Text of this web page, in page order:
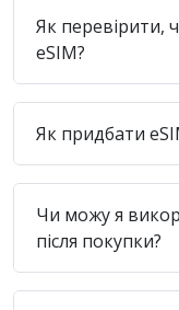
Як перевірити,
eSIM?
Як придбати
Чи можу я
після покупки?